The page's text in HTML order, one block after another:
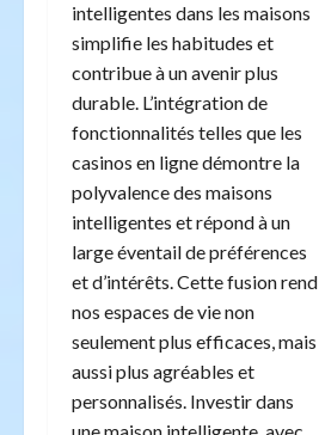
intelligentes dans les maisons
simplifie les habitudes et
contribue à un avenir plus
durable. L’intégration de
fonctionnalités telles que les
casinos en ligne démontre la
polyvalence des maisons
intelligentes et répond à un
large éventail de préférences
et d’intérêts. Cette fusion rend
nos espaces de vie non
seulement plus efficaces, mais
aussi plus agréables et
personnalisés. Investir dans